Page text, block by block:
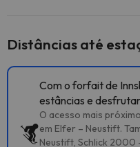
Distâncias até
Com o forfait de
estâncias e
O acesso mais
em Elfer – Neustift.
Neustift, Schlick 2000